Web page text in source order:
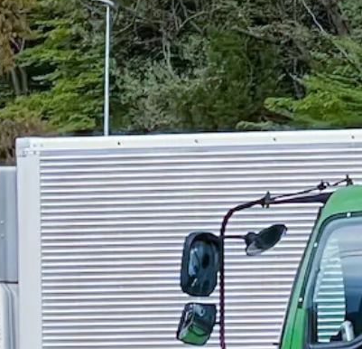
始休暇夏季休暇週休2日土日休み